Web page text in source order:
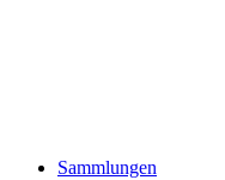
Sammlungen